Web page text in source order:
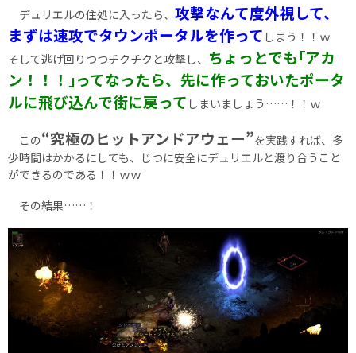
デュリエルの住処に入ったら、 攻撃なんて度外視して、
まずは速攻でタウンポータルを作って しまう！！ｗ
そして逃げ回りつつチクチクと攻撃し、 ちょっとでも｢アカ
ン！！！｣ってなったら、先に作っておいたポータ
ルに飛び込んで街に戻って しまいましょう……！！ｗ
この“究極のヒットアンドアウェー”を実践すれば、多
少時間はかかるにしても、じつに安全にデュリエルと渡り合うこと
ができるのである！！ｗｗ
その結果……！